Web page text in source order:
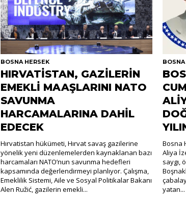
BOSNA HERSEK
HIRVATİSTAN, GAZİLERİN
EMEKLİ MAAŞLARINI NATO
SAVUNMA
HARCAMALARINA DAHİL
EDECEK
Hırvatistan hükümeti, Hırvat savaş gazilerine
yönelik yeni düzenlemelerden kaynaklanan bazı
harcamaları NATO’nun savunma hedefleri
kapsamında değerlendirmeyi planlıyor. Çalışma,
Emeklilik Sistemi, Aile ve Sosyal Politikalar Bakanı
Alen Ružić, gazilerin emekli...
BOSNA
Bosna
Aliya
saygı,
yatan...